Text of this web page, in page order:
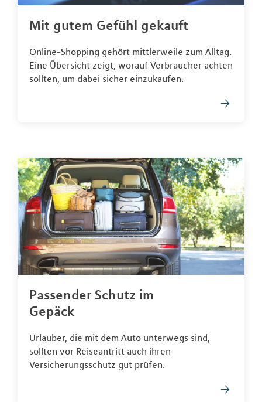
Mit gutem Gefühl gekauft
Online-Shopping gehört mittlerweile zum Alltag.
Eine Übersicht zeigt, worauf Verbraucher achten
sollten, um dabei sicher einzukaufen.
Passender Schutz im
Gepäck
Urlauber, die mit dem Auto unterwegs sind,
sollten vor Reiseantritt auch ihren
Versicherungsschutz gut prüfen.